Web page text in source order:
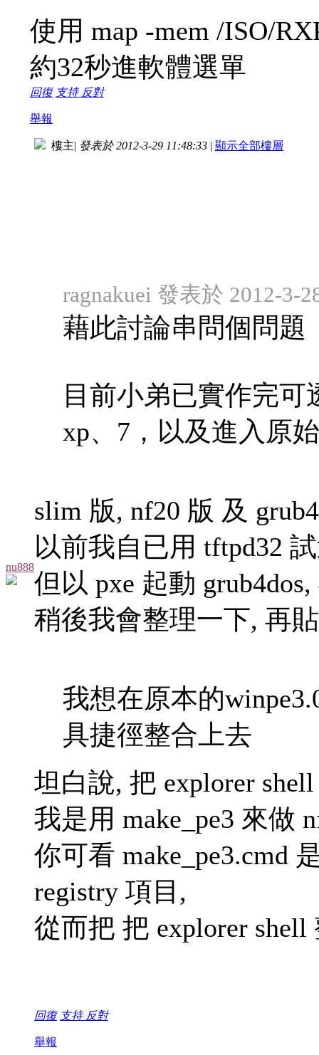
使用 map -mem /ISO/
約32秒進軟體選單
回復 支持 反對
舉報
nu888
樓主| 發表於 2012-3-29 11:48:33 | 顯示全部樓層
ragnakuei 發表於 2012-3-
藉此討論串問個問題
目前小弟已實作完可
xp、7，以及進入原
slim 版, nf20 版 及
以前我自已用 tftpd32
但以 pxe 起動
稍後我會整理一下, 再
我想在原本的
具捷徑整合上去
坦白說, 把 explorer
我是用 make_pe3 來做
你可看 make_pe3.cmd
registry 項目,
從而把 把 explorer
回復 支持 反對
舉報